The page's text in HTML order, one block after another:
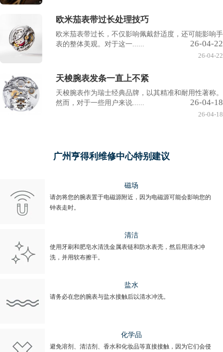
欧米茄表带过长处理技巧
欧米茄表带过长，不仅影响佩戴舒适度，还可能影响手
表的整体美观。对于这一......
26-04-22
26-04-22
天梭腕表发条一直上不紧
天梭腕表作为瑞士经典品牌，以其精准和耐用性著称。
然而，对于一些用户来说......
26-04-18
26-04-18
广州亨得利维修中心特别建议
磁场
请勿将您的腕表置于电磁源附近，因为电磁源可能会影响您的
钟表走时。
清洁
使用牙刷和肥皂水清洗金属表链和防水表壳，然后用清水冲
洗，并用软布擦干。
盐水
请务必在您的腕表与盐水接触后以清水冲洗。
化学品
避免溶剂、清洁剂、香水和化妆品等直接接触，因为它们会侵